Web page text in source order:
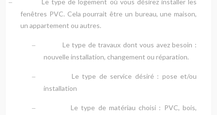
–
Le type de logement où vous désirez installer les
fenêtres PVC. Cela pourrait être un bureau, une maison,
un appartement ou autres.
–
Le type de travaux dont vous avez besoin :
nouvelle installation, changement ou réparation.
–
Le type de service désiré : pose et/ou
installation
–
Le type de matériau choisi : PVC, bois,